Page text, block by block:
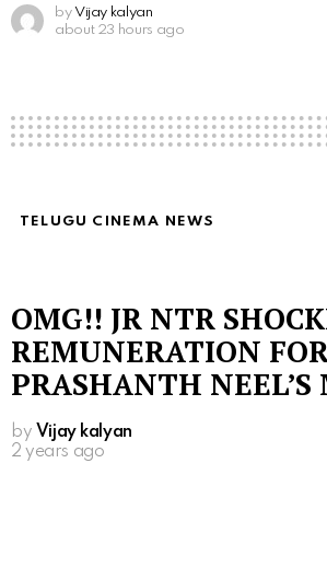
by Vijay kalyan
about 23 hours ago
TELUGU CINEMA NEWS
OMG!! JR NTR
REMUNERATION
PRASHANTH NEEL’S
by Vijay kalyan
2 years ago